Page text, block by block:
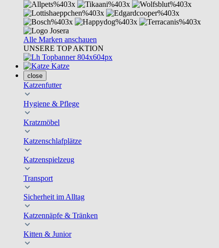
Alle Marken anschauen
UNSERE TOP AKTION
Katze
close
Katzenfutter
Hygiene & Pflege
Kratzmöbel
Katzenschlafplätze
Katzenspielzeug
Transport
Sicherheit im Alltag
Katzennäpfe & Tränken
Kitten & Junior